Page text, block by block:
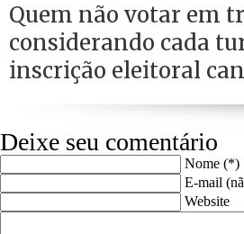
Quem não votar em
considerando cada
inscrição eleitoral
Deixe seu comentário
Nome (*)
E-mail
Website